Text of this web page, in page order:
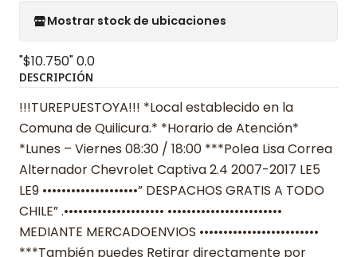
Mostrar stock de ubicaciones
"$10.750"0.0
DESCRIPCIÓN
!!!TUREPUESTOYA!!! *Local establecido en la
Comuna de Quilicura.* *Horario de Atención*
*Lunes – Viernes 08:30 / 18:00 ***Polea Lisa Correa
Alternador Chevrolet Captiva 2.4 2007-2017 LE5
LE9 ••••••••••••••••••••” DESPACHOS GRATIS A TODO
CHILE” .••••••••••••••••••••• ••••••••••••••••••••••••
MEDIANTE MERCADOENVIOS •••••••••••••••••••••••••
***También puedes Retirar directamente por